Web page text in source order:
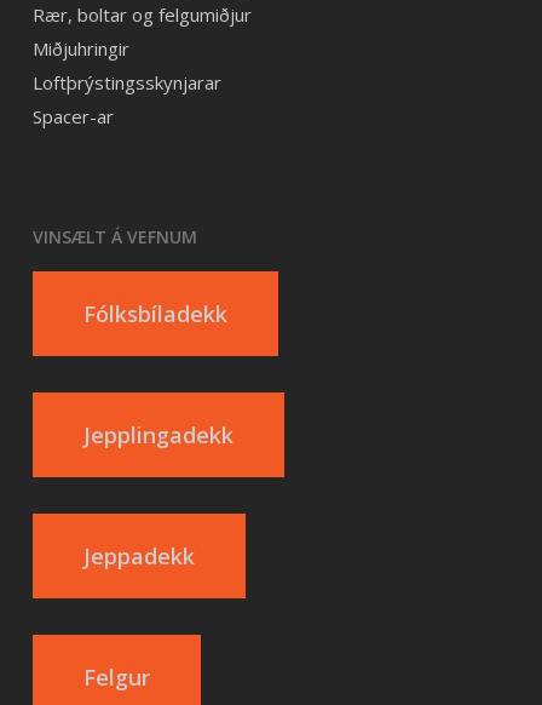
Rær, boltar og felgumiðjur
Miðjuhringir
Loftþrýstingsskynjarar
Spacer-ar
VINSÆLT Á VEFNUM
Fólksbíladekk
Jepplingadekk
Jeppadekk
Felgur